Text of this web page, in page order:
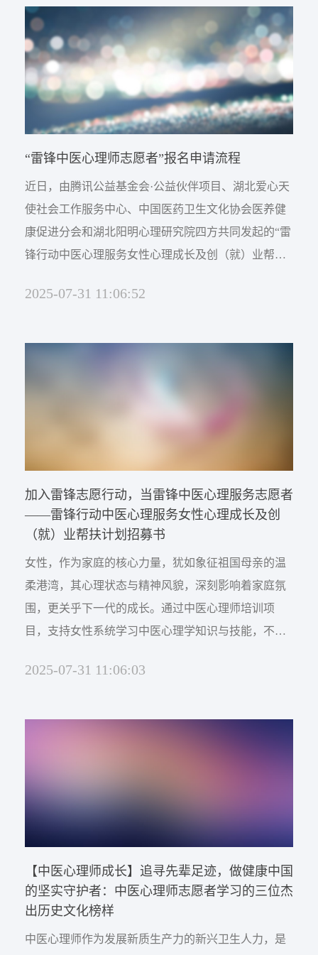
“雷锋中医心理师志愿者”报名申请流程
近日，由腾讯公益基金会·公益伙伴项目、湖北爱心天
使社会工作服务中心、中国医药卫生文化协会医养健
康促进分会和湖北阳明心理研究院四方共同发起的“雷
锋行动中医心理服务女性心理成长及创（就）业帮扶
周期。目标是培养10000名雷锋中医心理师志愿者。
2025-07-31 11:06:52
加入雷锋志愿行动，当雷锋中医心理服务志愿者
——雷锋行动中医心理服务女性心理成长及创
（就）业帮扶计划招募书
女性，作为家庭的核心力量，犹如象征祖国母亲的温
柔港湾，其心理状态与精神风貌，深刻影响着家庭氛
围，更关乎下一代的成长。通过中医心理师培训项
目，支持女性系统学习中医心理学知识与技能，不仅
生活挑战，还能让她们以更科学、智慧的方式陪伴孩
2025-07-31 11:06:03
【中医心理师成长】追寻先辈足迹，做健康中国
的坚实守护者：中医心理师志愿者学习的三位杰
出历史文化榜样
中医心理师作为发展新质生产力的新兴卫生人力，是